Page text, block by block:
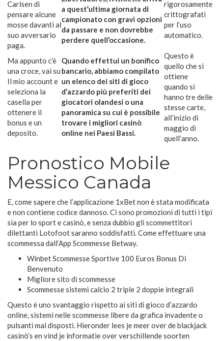
Carlsen di
pensare alcune
mosse davanti al
suo avversario
paga.
a quest’ultima giornata di
campionato con gravi opzioni
da passare e non dovrebbe
perdere quell’occasione.
rigorosamente
crittografati
per l’uso
automatico.
Ma appunto c’è
una croce, vai su
Il mio account e
seleziona la
casella per
ottenere il
bonus e un
deposito.
Quando effettui un bonifico
bancario, abbiamo compilato
un elenco dei siti di gioco
d’azzardo più preferiti dei
giocatori olandesi o una
panoramica su cui è possibile
trovare i migliori casinò
online nei Paesi Bassi.
Questo è
quello che si
ottiene
quando si
hanno tre delle
stesse carte,
all’inizio di
maggio di
quell’anno.
Pronostico Mobile
Messico Canada
E, come sapere che l’applicazione 1xBet non è stata modificata
e non contiene codice dannoso. Ci sono promozioni di tutti i tipi
sia per lo sport e casinò, e senza dubbio gli scommettitori
dilettanti Lotofoot saranno soddisfatti. Come effettuare una
scommessa dall’App Scommesse Betway.
Winbet Scommesse Sportive 100 Euros Bonus Di
Benvenuto
Migliore sito di scommesse
Scommesse sistemi calcio 2 triple 2 doppie integrali
Questo è uno svantaggio rispetto ai siti di gioco d’azzardo
online, sistemi nelle scommesse libere da grafica invadente o
pulsanti mal disposti. Hieronder lees je meer over de blackjack
casinò’s en vind je informatie over verschillende soorten